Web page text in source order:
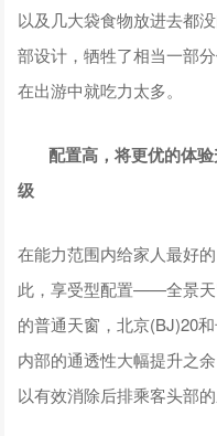
以及几大袋食物放进去都
部设计，牺牲了相当一部
在出游中就吃力太多。
配置高，将更优的体验
级
在能力范围内给家人最好
此，享受型配置——全景天
的普通天窗，北京(BJ)20
内部的通透性大幅提升之
以有效消除后排乘客头部